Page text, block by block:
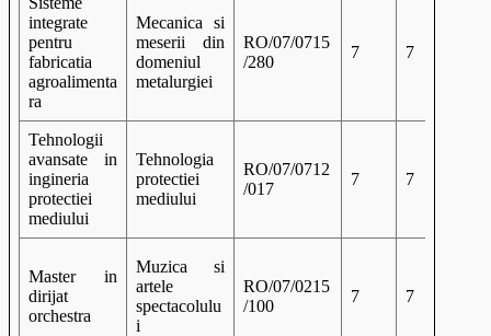
integrate
pentru
fabricatia
agroalimenta
ra
Mecanica si
meserii din
domeniul
metalurgiei
RO/07/0715
/280
7 7
Tehnologii
avansate in
ingineria
protectiei
mediului
Tehnologia
protectiei
mediului
RO/07/0712
/017
7 7
Master in
dirijat
orchestra
Muzica si
artele
spectacolulu
i
RO/07/0215
/100
7 7